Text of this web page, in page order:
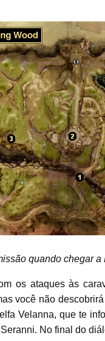
quando chegar
os ataques às
você não
Velanna, que te
No final do